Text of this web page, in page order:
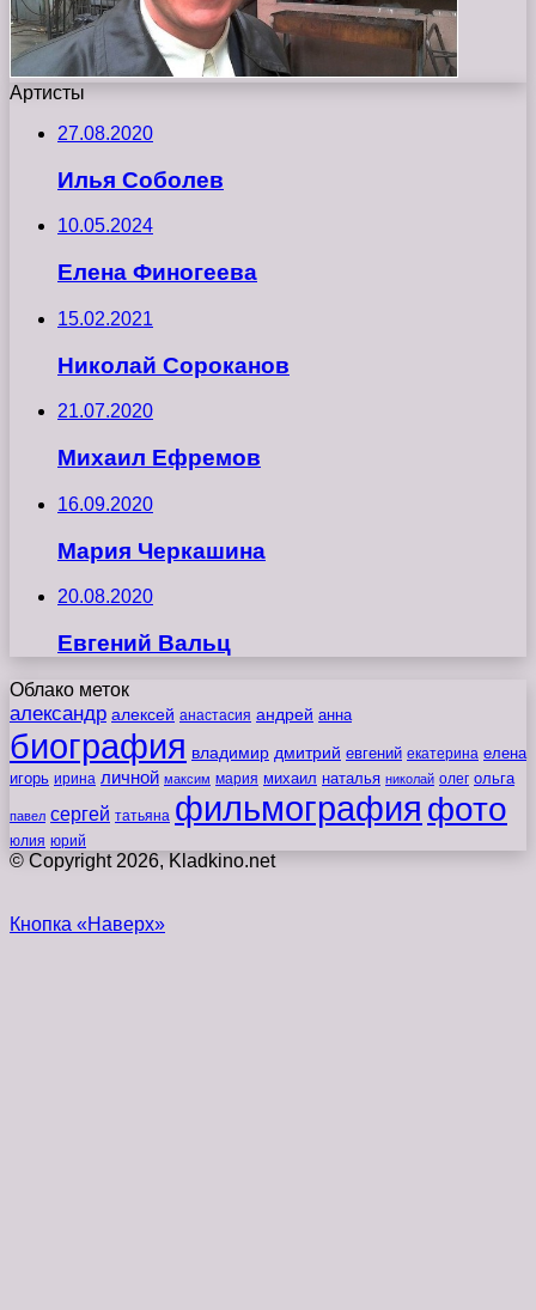
Артисты
27.08.2020
Илья Соболев
10.05.2024
Елена Финогеева
15.02.2021
Николай Сороканов
21.07.2020
Михаил Ефремов
16.09.2020
Мария Черкашина
20.08.2020
Евгений Вальц
Облако меток
александр алексей анастасия андрей анна
биография владимир дмитрий евгений екатерина елена
игорь ирина личной максим мария михаил наталья николай олег ольга
павел сергей татьяна фильмография фото
юлия юрий
© Copyright 2026, Kladkino.net
Кнопка «Наверх»